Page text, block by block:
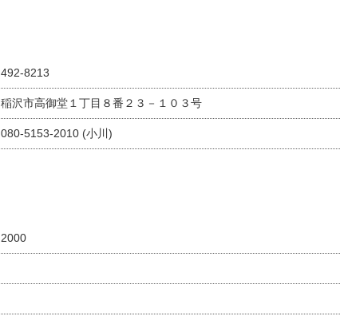
492-8213
稲沢市高御堂１丁目８番２３－１０３号
080-5153-2010 (小川)
2000